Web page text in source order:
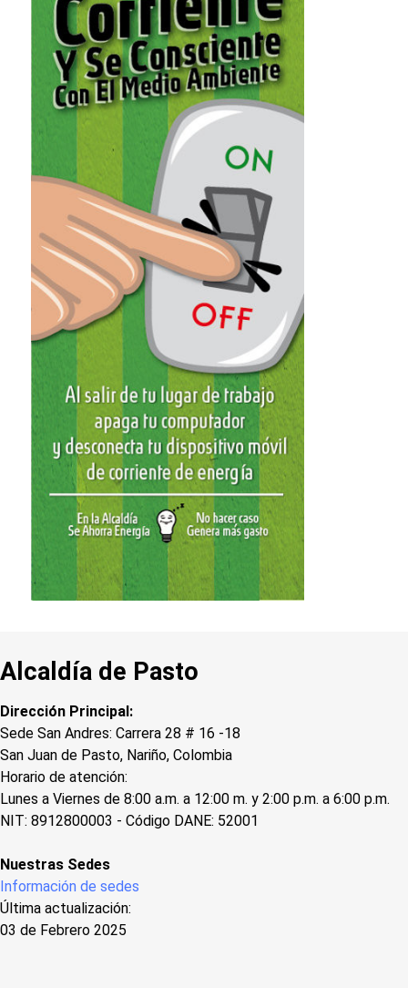
Alcaldía de Pasto
Dirección Principal:
Sede San Andres: Carrera 28 # 16 -18
San Juan de Pasto, Nariño, Colombia
Horario de atención:
Lunes a Viernes de 8:00 a.m. a 12:00 m. y 2:00 p.m. a 6:00 p.m.
NIT: 8912800003 - Código DANE: 52001
Nuestras Sedes
Información de sedes
Última actualización:
03 de Febrero 2025